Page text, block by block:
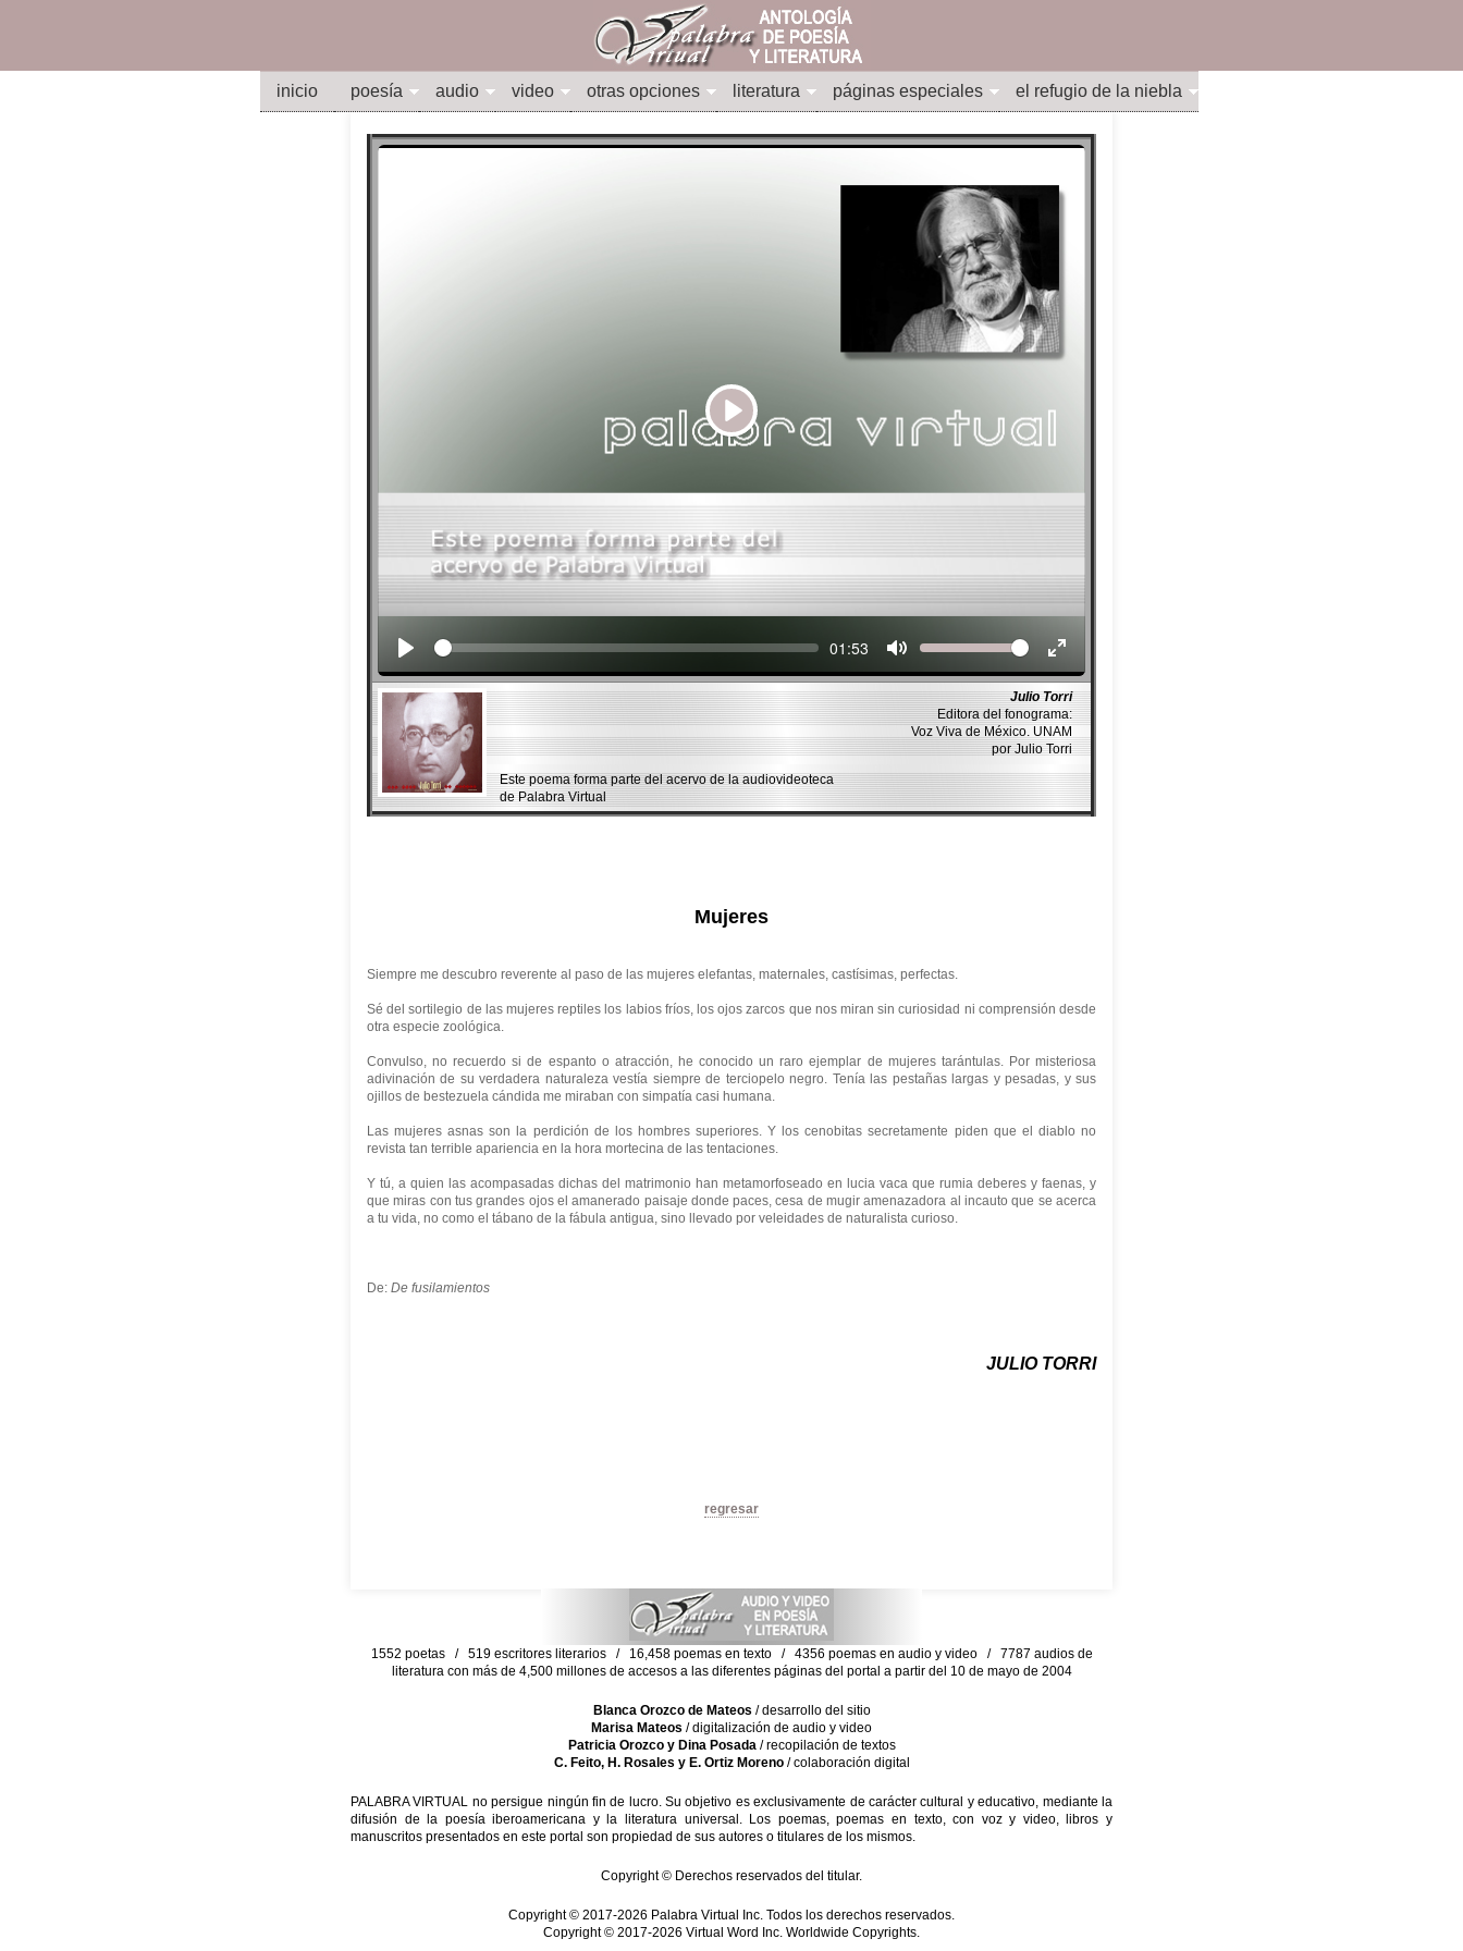
inicio poesía audio video otras opciones literatura páginas especiales el refugio de la niebla
Play
Seek Current
01:53 Volume
Julio Torri
Editora del fonograma:
Voz Viva de México. UNAM
por Julio Torri
Este poema forma parte del acervo de la audiovideoteca
de Palabra Virtual
Mujeres
Siempre me descubro reverente al paso de las mujeres elefantas, maternales, castísimas, perfectas.
Sé del sortilegio de las mujeres reptiles los labios fríos, los ojos zarcos que nos miran sin curiosidad ni comprensión desde
otra especie zoológica.
Convulso, no recuerdo si de espanto o atracción, he conocido un raro ejemplar de mujeres tarántulas. Por misteriosa
adivinación de su verdadera naturaleza vestía siempre de terciopelo negro. Tenía las pestañas largas y pesadas, y sus
ojillos de bestezuela cándida me miraban con simpatía casi humana.
Las mujeres asnas son la perdición de los hombres superiores. Y los cenobitas secretamente piden que el diablo no
revista tan terrible apariencia en la hora mortecina de las tentaciones.
Y tú, a quien las acompasadas dichas del matrimonio han metamorfoseado en lucia vaca que rumia deberes y faenas, y
que miras con tus grandes ojos el amanerado paisaje donde paces, cesa de mugir amenazadora al incauto que se acerca
a tu vida, no como el tábano de la fábula antigua, sino llevado por veleidades de naturalista curioso.
De: De fusilamientos
JULIO TORRI
regresar
1552 poetas / 519 escritores literarios / 16,458 poemas en texto / 4356 poemas en audio y video / 7787 audios de
literatura con más de 4,500 millones de accesos a las diferentes páginas del portal a partir del 10 de mayo de 2004
Blanca Orozco de Mateos / desarrollo del sitio
Marisa Mateos / digitalización de audio y video
Patricia Orozco y Dina Posada/ recopilación de textos
C. Feito, H. Rosales y E. Ortiz Moreno/ colaboración digital
PALABRA VIRTUAL no persigue ningún fin de lucro. Su objetivo es exclusivamente de carácter cultural y educativo, mediante la
difusión de la poesía iberoamericana y la literatura universal. Los poemas, poemas en texto, con voz y video, libros y
manuscritos presentados en este portal son propiedad de sus autores o titulares de los mismos.
Copyright © Derechos reservados del titular.
Copyright © 2017-2026 Palabra Virtual Inc. Todos los derechos reservados.
Copyright © 2017-2026 Virtual Word Inc. Worldwide Copyrights.